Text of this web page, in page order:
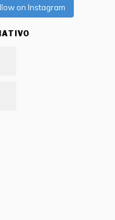
on Instagram